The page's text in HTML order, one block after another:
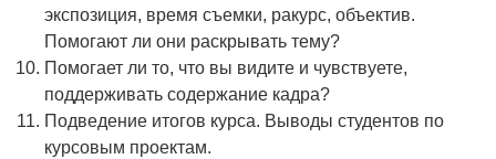
экспозиция, время съемки, ракурс, объектив.
Помогают ли они раскрывать тему?
Помогает ли то, что вы видите и чувствуете,
поддерживать содержание кадра?
Подведение итогов курса. Выводы студентов по
курсовым проектам.